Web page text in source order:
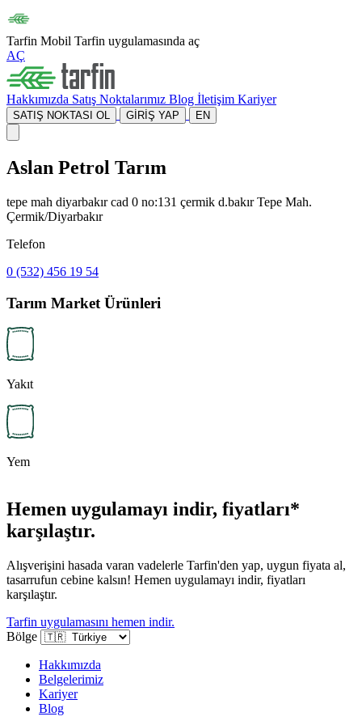
Tarfin Mobil Tarfin uygulamasında aç
AÇ
Hakkımızda Satış Noktalarımız Blog İletişim Kariyer
SATIŞ NOKTASI OL GİRİŞ YAP EN
Aslan Petrol Tarım
tepe mah diyarbakır cad 0 no:131 çermik d.bakır Tepe Mah.
Çermik/Diyarbakır
Telefon
0 (532) 456 19 54
Tarım Market Ürünleri
Yakıt
Yem
Hemen uygulamayı indir, fiyatları*
karşılaştır.
Alışverişini hasada varan vadelerle Tarfin'den yap, uygun fiyata al,
tasarrufun cebine kalsın! Hemen uygulamayı indir, fiyatları
karşılaştır.
Tarfin uygulamasını hemen indir.
Bölge
Hakkımızda
Belgelerimiz
Kariyer
Blog